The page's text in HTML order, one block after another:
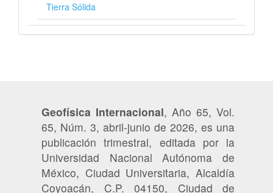
Tierra Sólida
Geofísica Internacional, Año 65, Vol.
65, Núm. 3, abril-junio de 2026, es una
publicación trimestral, editada por la
Universidad Nacional Autónoma de
México, Ciudad Universitaria, Alcaldía
Coyoacán, C.P. 04150, Ciudad de